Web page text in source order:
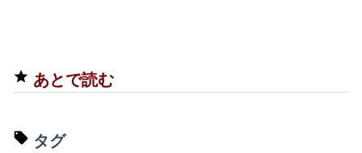
あとで読む
タグ